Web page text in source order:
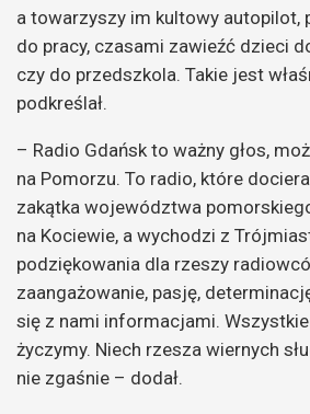
a towarzyszy im kultowy autopilot,
do pracy, czasami zawieźć dzieci
czy do przedszkola. Takie jest
podkreślał.
– Radio Gdańsk to ważny głos,
na Pomorzu. To radio, które
zakątka województwa
na Kociewie, a wychodzi z
podziękowania dla rzeszy
zaangażowanie, pasję,
się z nami informacjami.
życzymy. Niech rzesza wiernych
nie zgaśnie – dodał.